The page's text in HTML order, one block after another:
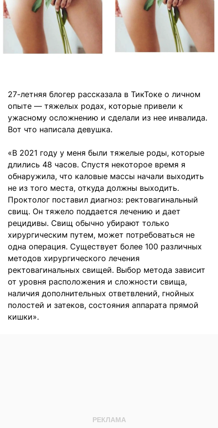
27-летняя блогер рассказала в ТикТоке о личном
опыте — тяжелых родах, которые привели к
ужасному осложнению и сделали из нее инвалида.
Вот что написала девушка.
«В 2021 году у меня были тяжелые роды, которые
длились 48 часов. Спустя некоторое время я
обнаружила, что каловые массы начали выходить
не из того места, откуда должны выходить.
Проктолог поставил диагноз: ректовагинальный
свищ. Он тяжело поддается лечению и дает
рецидивы. Свищ обычно убирают только
хирургическим путем, может потребоваться не
одна операция. Существует более 100 различных
методов хирургического лечения
ректовагинальных свищей. Выбор метода зависит
от уровня расположения и сложности свища,
наличия дополнительных ответвлений, гнойных
полостей и затеков, состояния аппарата прямой
кишки».